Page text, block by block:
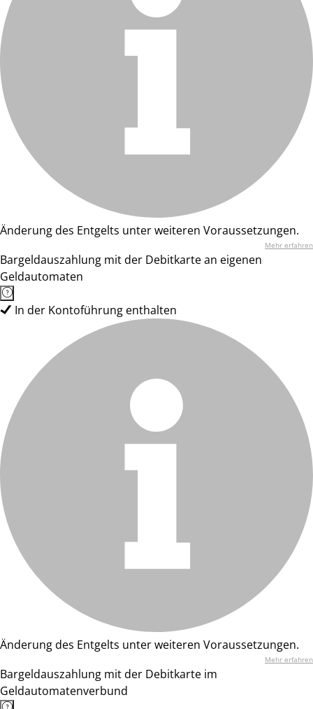
Änderung des Entgelts unter weiteren Voraussetzungen.
Mehr erfahren
Bargeldauszahlung mit der Debitkarte an eigenen
Geldautomaten
In der Kontoführung enthalten
Änderung des Entgelts unter weiteren Voraussetzungen.
Mehr erfahren
Bargeldauszahlung mit der Debitkarte im
Geldautomatenverbund